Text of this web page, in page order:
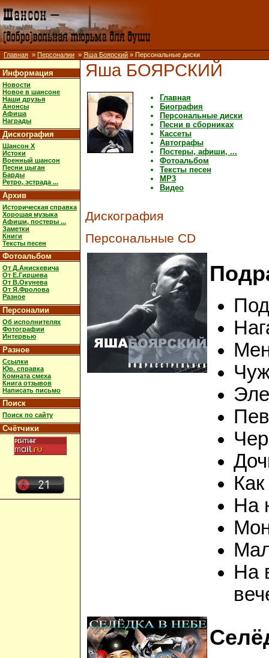
Главная » Персоналии » Яша Боярский » Персональные диски
Информация
Новости
Новое в шансоне
Наши друзья
Анонсы
Афиша
Награды
Дискография
Шансон X
Истоки
Военный шансон
Песни цыган
Барды
Ретро, эстрада ...
Архив
Историческая справка
Хорошая музыка
Афиши, постеры ...
Заметки
Книги
Тексты песен
Фотоальбом
От Д.Анискевича
От Е.Гиршева
От В.Окунева
От Я.Фролова
Разное
Персоналии
Об исполнителях
Фотографии
Интервью
Разное
Ссылки
Юр. справка
Комната смеха
Книга отзывов
Написать письмо
Поиск
Поиск по сайту
Счётчики
Яша БОЯРСКИЙ
Главная
Биография
Персональные диски
Песни в сборниках
Кассеты
Автографы
Постеры, афиши, ...
Фотоальбом
Тексты песен
MP3
Видео
Дискография
Персональные CD
На
На